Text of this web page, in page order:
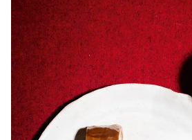
leuchtenden Kussmund aus
ein Objekt der Künstlerin und
Lori Rosenberg, dass sie den
vermacht hat.
Kraftort auch deshalb, weil die
Zeitgenossen sind und ganz
Theaterabend zwar vorderhand